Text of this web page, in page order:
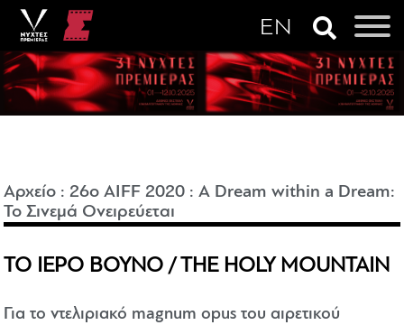
Αρχείο :26o AIFF 2020 :A Dream within a Dream:
Το Σινεμά Ονειρεύεται
ΤΟ ΙΕΡΟ ΒΟΥΝΟ / THE HOLY MOUNTAIN
Για το ντελιριακό magnum opus του αιρετικού